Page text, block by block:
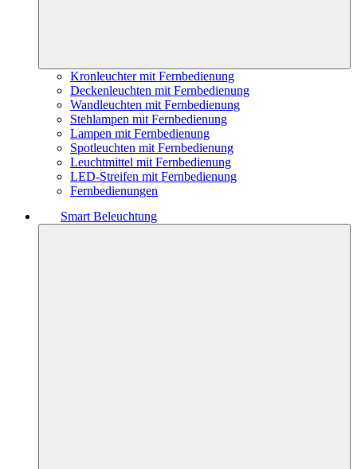
Kronleuchter mit Fernbedienung
Deckenleuchten mit Fernbedienung
Wandleuchten mit Fernbedienung
Stehlampen mit Fernbedienung
Lampen mit Fernbedienung
Spotleuchten mit Fernbedienung
Leuchtmittel mit Fernbedienung
LED-Streifen mit Fernbedienung
Fernbedienungen
Smart Beleuchtung